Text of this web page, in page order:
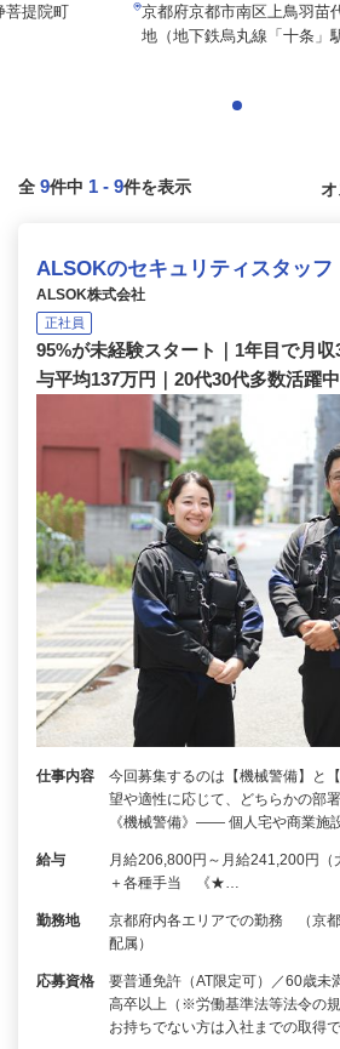
菩提院町
京都府京都市南区上鳥羽苗
地（地下鉄烏丸線「十条」
全 9件中 1 - 9件を表示
ALSOKのセキュリティスタッフ
ALSOK株式会社
正社員
95%が未経験スタート｜1年目で月
与平均137万円｜20代30代多数活躍中
仕事内容
今回募集するのは【機械警備】と
望や適性に応じて、どちらかの
《機械警備》―― 個人宅や商業施
給与
月給206,800円～月給241,200円（
＋各種手当 《★…
勤務地
京都府内各エリアでの勤務 （京
配属）
応募資格
要普通免許（AT限定可）／60歳未
高卒以上（※労働基準法等法令の
お持ちでない方は入社までの取得で